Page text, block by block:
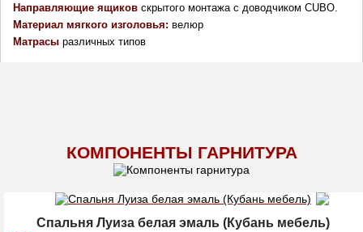
Направляющие ящиков скрытого монтажа с доводчиком CUBO.
Материал мягкого изголовья: велюр
Матрасы различных типов
КОМПОНЕНТЫ ГАРНИТУРА
Спальня Луиза белая эмаль (Кубань мебель)